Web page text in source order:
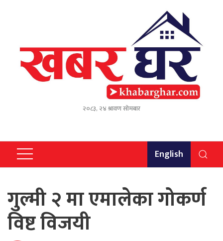
२०८३, २४ श्रावण सोमबार
English
गुल्मी २ मा एमालेका गोकर्ण
विष्ट विजयी